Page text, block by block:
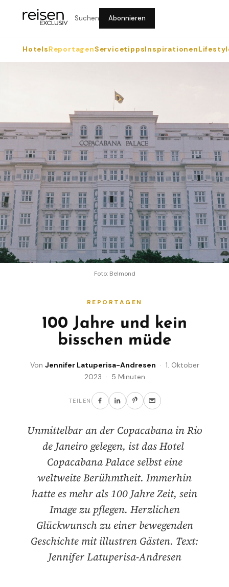
Suchen Abonnieren
HotelsReportagenServicetippsInspirationen
Foto: Belmond
REPORTAGEN
100 Jahre und kein
bisschen müde
Von Jennifer Latuperisa-Andresen · 1. Oktober
2023 · 5 Minuten
TEILEN
Unmittelbar an der Copacabana in Rio
de Janeiro gelegen, ist das Hotel
Copacabana Palace selbst eine
weltweite Berühmtheit. Immerhin
hatte es mehr als 100 Jahre Zeit, sein
Image zu pflegen. Herzlichen
Glückwunsch zu einer bewegenden
Geschichte mit illustren Gästen. Text:
Jennifer Latuperisa-Andresen